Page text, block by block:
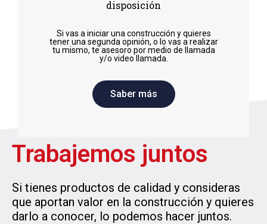
disposición
Si vas a iniciar una construcción y quieres
tener una segunda opinión, o lo vas a realizar
tu mismo, te asesoro por medio de llamada
y/o video llamada.
Saber más
Trabajemos juntos
Si tienes productos de calidad y consideras
que aportan valor en la construcción y quieres
darlo a conocer, lo podemos hacer juntos.